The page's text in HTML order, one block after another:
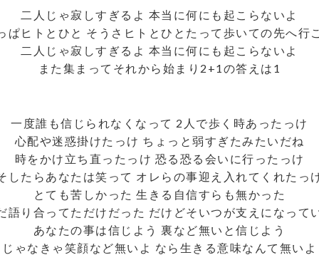
二人じゃ寂しすぎるよ 本当に何にも起こらないよ
ぱヒトとひと そうさヒトとひとたって歩いての先へ行
二人じゃ寂しすぎるよ 本当に何にも起こらないよ
また集まってそれから始まり2+1の答えは1
一度誰も信じられなくなって 2人で歩く時あったっけ
心配や迷惑掛けたっけ ちょっと弱すぎたみたいだね
時をかけ立ち直ったっけ 恐る恐る会いに行ったっけ
したらあなたは笑って オレらの事迎え入れてくれたっ
とても苦しかった 生きる自信すらも無かった
語り合ってただけだった だけどそいつが支えになって
あなたの事は信じよう 裏など無いと信じよう
じゃなきゃ笑顔など無いよ なら生きる意味なんて無いよ